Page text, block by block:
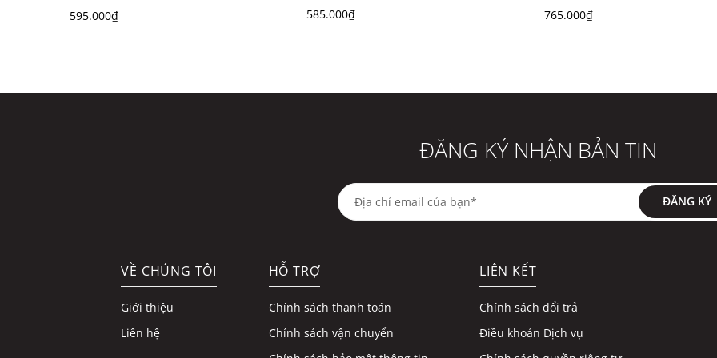
595.000₫
585.000₫
765.000₫
ĐĂNG KÝ NHẬN BẢN TIN
ĐĂNG KÝ
VỀ CHÚNG TÔI
Giới thiệu
Liên hệ
HỖ TRỢ
Chính sách thanh toán
Chính sách vận chuyển
LIÊN KẾT
Chính sách đổi trả
Điều khoản Dịch vụ